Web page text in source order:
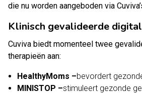
die nu worden aangeboden via
Klinisch gevalideerde
Cuviva biedt momenteel twee
therapieën aan:
HealthyMoms –bevordert
MINISTOP –stimuleert gezonde